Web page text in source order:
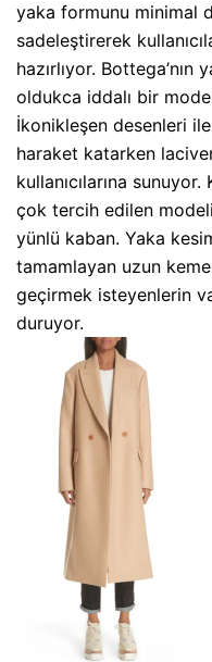
yaka formunu minimal
sadeleştirerek
hazırlıyor. Bottega’nın
oldukca iddalı bir
İkonikleşen desenleri
haraket katarken
kullanıcılarına
çok tercih edilen
yünlü kaban. Yaka
tamamlayan uzun
geçirmek isteyenlerin
duruyor.